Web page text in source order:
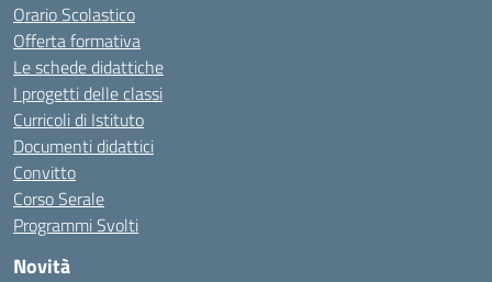
Orario Scolastico
Offerta formativa
Le schede didattiche
I progetti delle classi
Curricoli di Istituto
Documenti didattici
Convitto
Corso Serale
Programmi Svolti
Novità